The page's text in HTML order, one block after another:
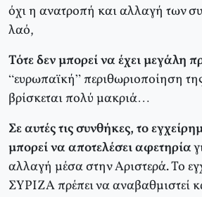
όχι η ανατροπή και αλλαγή των
λαό,
Τότε δεν μπορεί να έχει μεγάλη
“ευρωπαϊκή” περιθωριοποίηση
βρίσκεται πολύ μακριά…
Σε αυτές τις συνθήκες, το
μπορεί να αποτελέσει αφετηρία
αλλαγή μέσα στην Αριστερά. Το
ΣΥΡΙΖΑ πρέπει να αναβαθμιστεί